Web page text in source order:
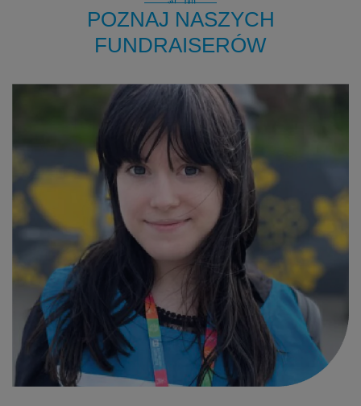
POZNAJ NASZYCH
FUNDRAISERÓW